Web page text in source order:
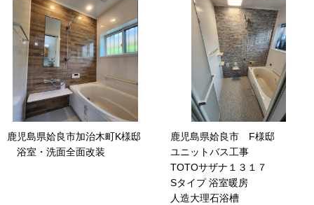
鹿児島県姶良市加治木町K様邸
浴室・洗面全面改装
鹿児島県姶良市 F様邸
ユニットバス工事
TOTOサザナ１３１７
Sタイプ 浴室暖房
人造大理石浴槽